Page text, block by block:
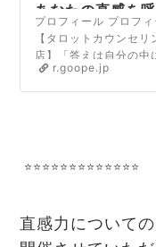
あなたの直感を
ますタロット〜
トを日常に〜くつ
日「クツロビ」
プロフィール プロフィ
【タロットカウンセリ
店】「答えは自分の中
といいます。タロット
用いて、あなた自身の
魅力をお伝えします。
r.goope.jp
⭐⭐⭐⭐⭐⭐⭐⭐⭐⭐⭐⭐⭐
直感力について